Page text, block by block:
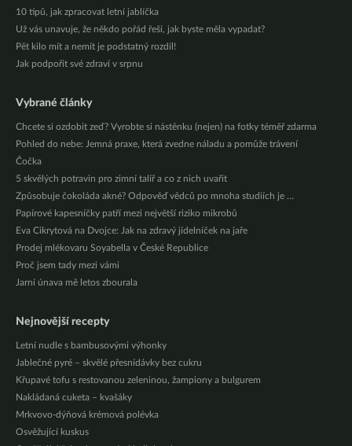
10 tipů, jak zpracovat letní jablíčka
Už vás unavuje, že někdo pořád řeší, jak byste měla vypadat?
Pět kilo mít a nemít je podstatný rozdíl!
Jak podpořit své zdraví v srpnu
Vybrané články
Chcete si ozdobit zeď? Vyrobte si nástěnku (nejen) na fotky téměř zdarma
Pohled do nebe: Jemná praxe, která zvedne náladu a pomůže trávení
Čočka
5 skvělých potravin pro zimní talíř a co z nich uvařit
Způsobuje čokoláda akné? Odpověď vědců po mnoha studiích je …
Papírové kapesníčky patří mezi největší riziko mikrobů
Eva Cikrytová na Dvojce: Jak na zdravý jídelníček na jaře
Prodej mlékovaru Soyabella v České Republice
Proč jsem tady mezi vámi
Jarní únava mě letos zbourala
Nejnovější recepty
Letní nudle s bambusovými výhonky
Jablečné pyré – skvělé přesnídávky bez cukru
Křupavé tofu s restovanou zeleninou, žampiony a bulgurem
Nakládaná cuketa – kvašáky
Mrkvovo-dýňová krémová polévka
Osvěžující kuskus